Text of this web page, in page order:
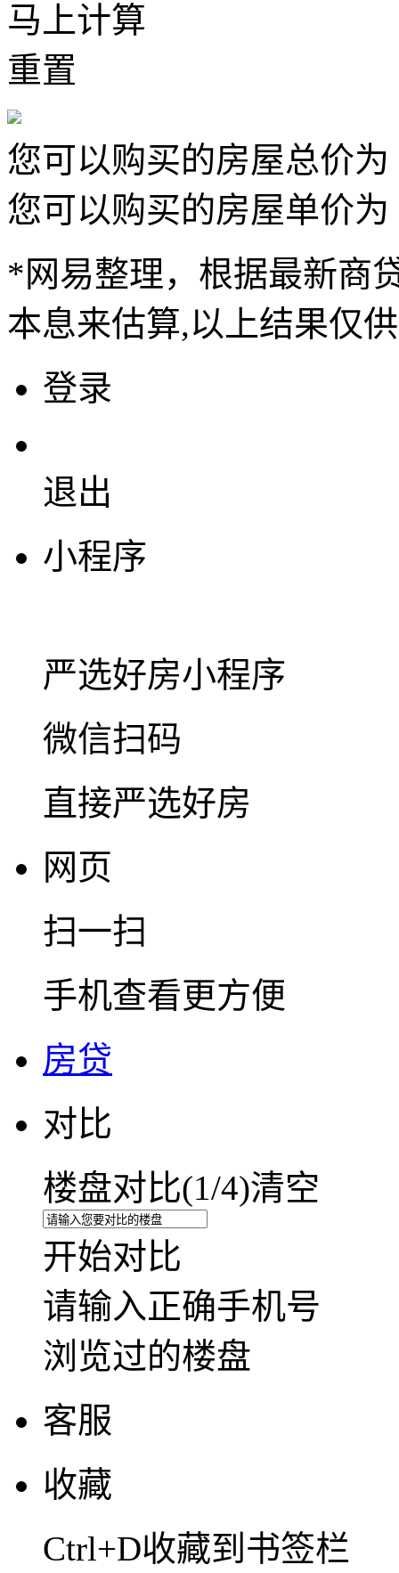
马上计算
重置
您可以购买的房屋总价为
您可以购买的房屋单价为
*网易整理，根据最新商
本息来估算,以上结果仅
登录
退出
小程序
严选好房小程序
微信扫码
直接严选好房
网页
扫一扫
手机查看更方便
房贷
对比
楼盘对比(1/4)清空
开始对比
请输入正确手机号
浏览过的楼盘
客服
收藏
Ctrl+D收藏到书签栏